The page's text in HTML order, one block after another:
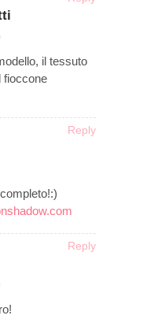
il tessuto
fioccone
Reply
Reply